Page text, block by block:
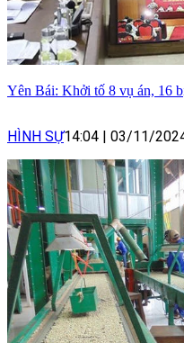
Yên Bái: Khởi tố 8 vụ án, 16
HÌNH SỰ14:04 | 03/11/